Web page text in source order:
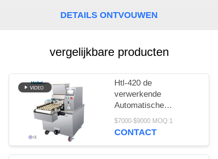
DETAILS ONTVOUWEN
vergelijkbare producten
Htl-420 de
verwerkende
Automatische
Productielijn van de de
Fabricatie van
$7000-$9000 MOQ:1
CONTACT